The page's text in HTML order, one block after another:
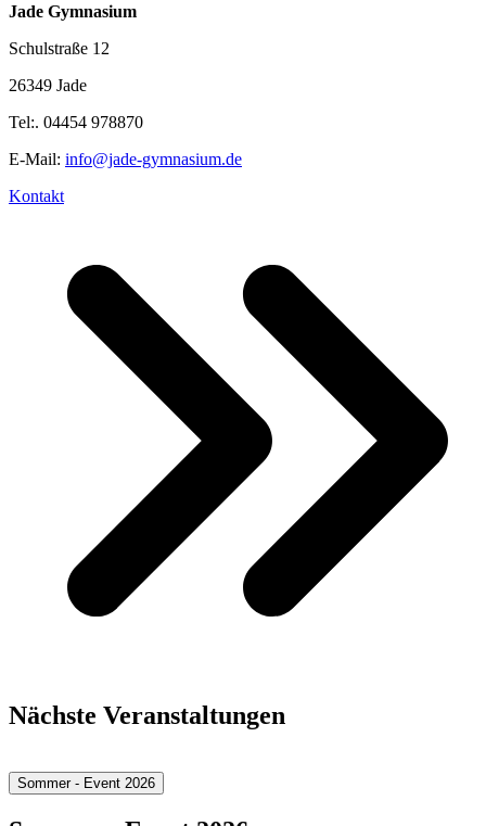
Jade Gymnasium
Schulstraße 12
26349 Jade
Tel:. 04454 978870
E-Mail: info@jade-gymnasium.de
Kontakt
Nächste Veranstaltungen
Sommer - Event 2026